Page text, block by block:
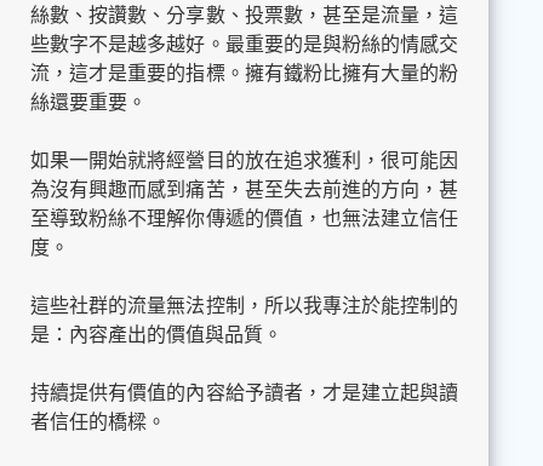
絲數、按讚數、分享數、投票數，甚至是流量，這
些數字不是越多越好。最重要的是與粉絲的情感交
流，這才是重要的指標。擁有鐵粉比擁有大量的粉
絲還要重要。
如果一開始就將經營目的放在追求獲利，很可能因
為沒有興趣而感到痛苦，甚至失去前進的方向，甚
至導致粉絲不理解你傳遞的價值，也無法建立信任
度。
這些社群的流量無法控制，所以我專注於能控制的
是：內容產出的價值與品質。
持續提供有價值的內容給予讀者，才是建立起與讀
者信任的橋樑。